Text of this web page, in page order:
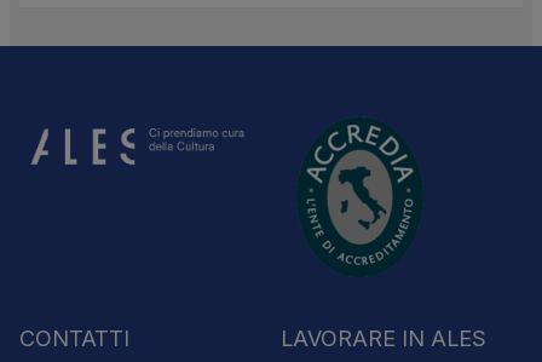
CONTATTI LAVORARE IN ALES